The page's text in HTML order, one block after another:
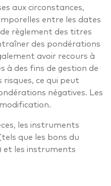
aux circonstances,
entre les dates
règlement des titres
des pondérations
avoir recours à
à des fins de gestion de
ce qui peut
négatives. Les
les instruments
que les bons du
les instruments